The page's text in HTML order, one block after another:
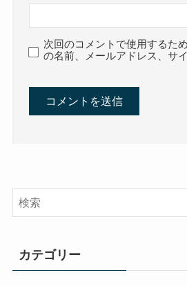
次回のコメントで使用するた
の名前、メールアドレス、サ
カテゴリー